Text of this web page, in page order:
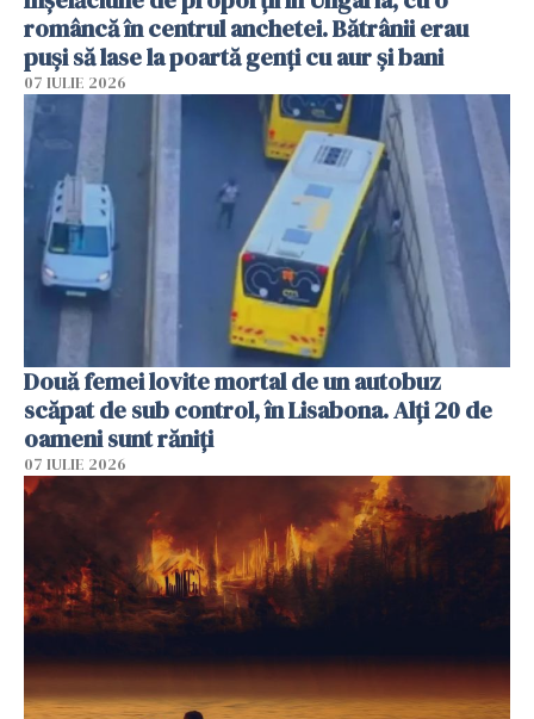
româncă în centrul anchetei. Bătrânii erau
puși să lase la poartă genți cu aur și bani
07 IULIE 2026
Două femei lovite mortal de un autobuz
scăpat de sub control, în Lisabona. Alți 20 de
oameni sunt răniți
07 IULIE 2026